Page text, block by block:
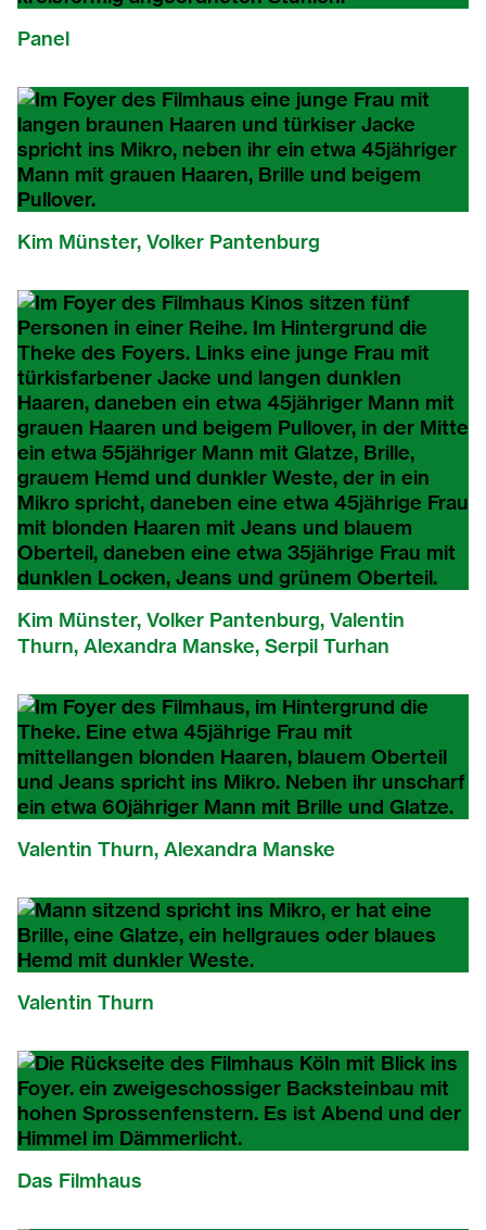
Panel
Kim Münster, Volker Pantenburg
Kim Münster, Volker Pantenburg, Valentin
Thurn, Alexandra Manske, Serpil Turhan
Valentin Thurn, Alexandra Manske
Valentin Thurn
Das Filmhaus